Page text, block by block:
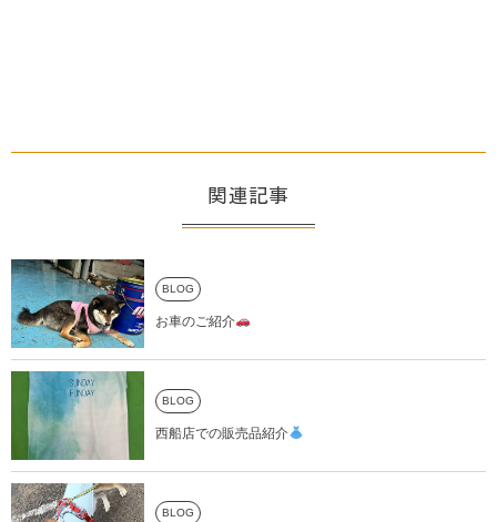
関連記事
BLOG
お車のご紹介
BLOG
西船店での販売品紹介
BLOG